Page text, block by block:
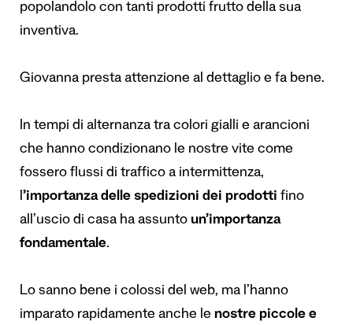
popolandolo con tanti prodotti frutto della sua
inventiva.
Giovanna presta attenzione al dettaglio e fa bene.
In tempi di alternanza tra colori gialli e arancioni
che hanno condizionano le nostre vite come
fossero flussi di traffico a intermittenza,
l’importanza delle spedizioni dei prodotti fino
all’uscio di casa ha assunto un’importanza
fondamentale.
Lo sanno bene i colossi del web, ma l’hanno
imparato rapidamente anche le nostre piccole e